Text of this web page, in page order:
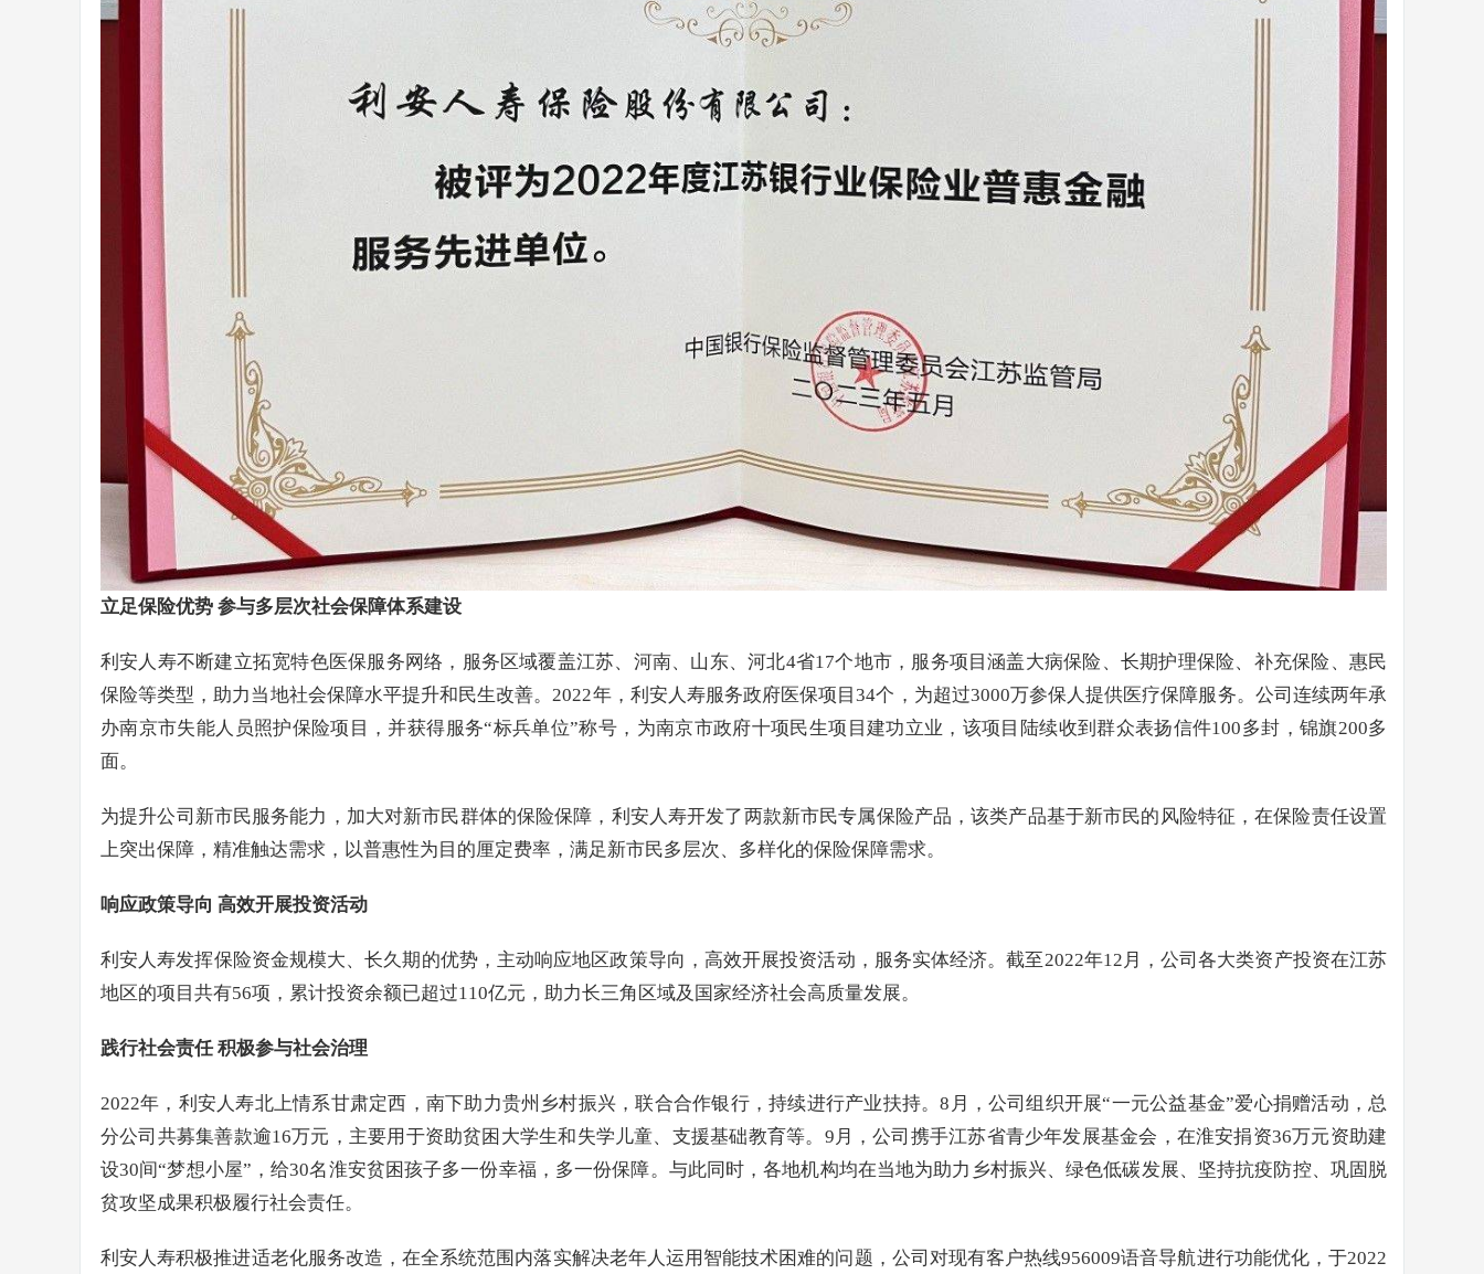
立足保险优势 参与多层次社会保障体系建设
利安人寿不断建立拓宽特色医保服务网络，服务区域覆盖江苏、河南、山东、河北4省17个地市，服务项目涵盖大病保险、长期护理保险、补充保险、惠民
保险等类型，助力当地社会保障水平提升和民生改善。2022年，利安人寿服务政府医保项目34个，为超过3000万参保人提供医疗保障服务。公司连续两年承
办南京市失能人员照护保险项目，并获得服务“标兵单位”称号，为南京市政府十项民生项目建功立业，该项目陆续收到群众表扬信件100多封，锦旗200多
面。
为提升公司新市民服务能力，加大对新市民群体的保险保障，利安人寿开发了两款新市民专属保险产品，该类产品基于新市民的风险特征，在保险责任设置
上突出保障，精准触达需求，以普惠性为目的厘定费率，满足新市民多层次、多样化的保险保障需求。
响应政策导向 高效开展投资活动
利安人寿发挥保险资金规模大、长久期的优势，主动响应地区政策导向，高效开展投资活动，服务实体经济。截至2022年12月，公司各大类资产投资在江苏
地区的项目共有56项，累计投资余额已超过110亿元，助力长三角区域及国家经济社会高质量发展。
践行社会责任 积极参与社会治理
2022年，利安人寿北上情系甘肃定西，南下助力贵州乡村振兴，联合合作银行，持续进行产业扶持。8月，公司组织开展“一元公益基金”爱心捐赠活动，总
分公司共募集善款逾16万元，主要用于资助贫困大学生和失学儿童、支援基础教育等。9月，公司携手江苏省青少年发展基金会，在淮安捐资36万元资助建
设30间“梦想小屋”，给30名淮安贫困孩子多一份幸福，多一份保障。与此同时，各地机构均在当地为助力乡村振兴、绿色低碳发展、坚持抗疫防控、巩固脱
贫攻坚成果积极履行社会责任。
利安人寿积极推进适老化服务改造，在全系统范围内落实解决老年人运用智能技术困难的问题，公司对现有客户热线956009语音导航进行功能优化，于2022